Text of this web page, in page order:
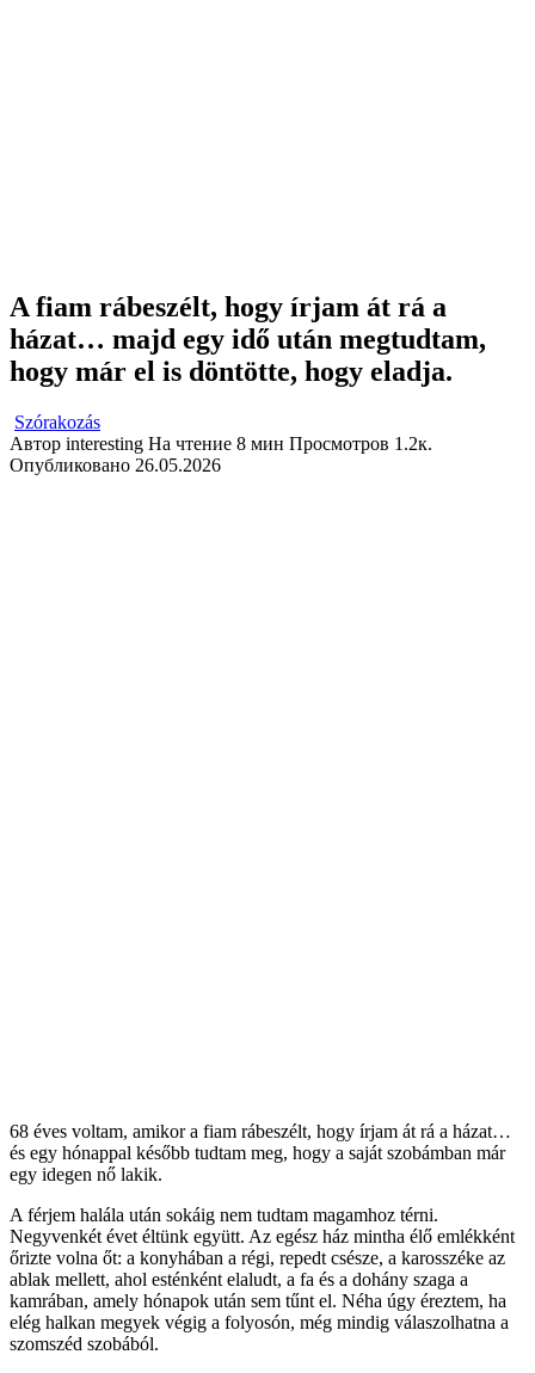
A fiam rábeszélt, hogy írjam át rá a
házat… majd egy idő után megtudtam,
hogy már el is döntötte, hogy eladja.
Szórakozás
Автор interesting На чтение 8 мин Просмотров 1.2к.
Опубликовано 26.05.2026
68 éves voltam, amikor a fiam rábeszélt, hogy írjam át rá a házat…
és egy hónappal később tudtam meg, hogy a saját szobámban már
egy idegen nő lakik.
A férjem halála után sokáig nem tudtam magamhoz térni.
Negyvenkét évet éltünk együtt. Az egész ház mintha élő emlékként
őrizte volna őt: a konyhában a régi, repedt csésze, a karosszéke az
ablak mellett, ahol esténként elaludt, a fa és a dohány szaga a
kamrában, amely hónapok után sem tűnt el. Néha úgy éreztem, ha
elég halkan megyek végig a folyosón, még mindig válaszolhatna a
szomszéd szobából.